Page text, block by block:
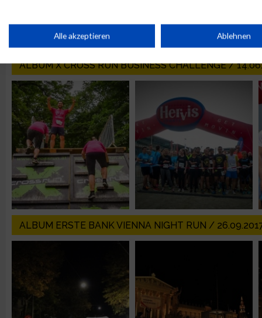
ALBUM X CROSS RUN BUSINESS CHALLENGE /
ALBUM ERSTE BANK VIENNA NIGHT RUN /
Speichern von oder Zugriff auf Informationen auf einem
Verwendung reduzierter Daten zur Auswahl von
Erstellung von Profilen für personalisierte Werbung
Verwendung von Profilen zur Auswahl personalisierter Werbung
Erstellung von Profilen zur Personalisierung von Inhalten
Verwendung von Profilen zur Auswahl personalisierter Inhalte
Messung der Performance von Inhalten
Alle akzeptieren Ablehnen